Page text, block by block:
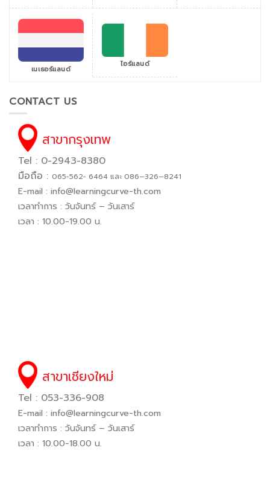
เนเธอร์แลนด์ ไอร์แลนด์
CONTACT US
สาขากรุงเทพ
Tel : 0-2943-8380
มือถือ : 065−562− 6464 และ 086–326–8241
E-mail : info@learningcurve-th.com
เวลาทำการ : วันจันทร์ – วันเสาร์
เวลา : 10.00-19.00 น.
สาขาเชียงใหม่
Tel : 053-336-908
E-mail : info@learningcurve-th.com
เวลาทำการ : วันจันทร์ – วันเสาร์
เวลา : 10.00-18.00 น.